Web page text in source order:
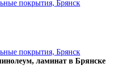
ламинат в Брянске